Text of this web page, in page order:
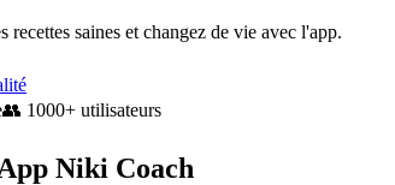
recettes saines et changez de vie avec l'app.
👥 1000+ utilisateurs
Niki Coach